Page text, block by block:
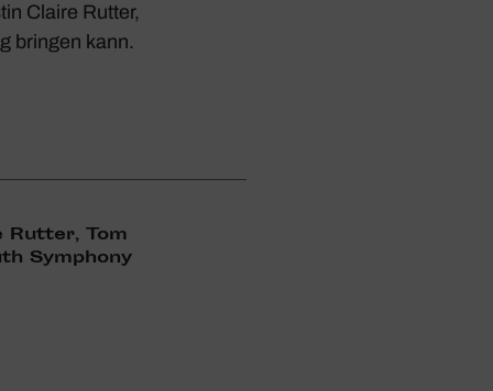
Claire Rutter,
bringen kann.
Rutter, Tom
Symphony